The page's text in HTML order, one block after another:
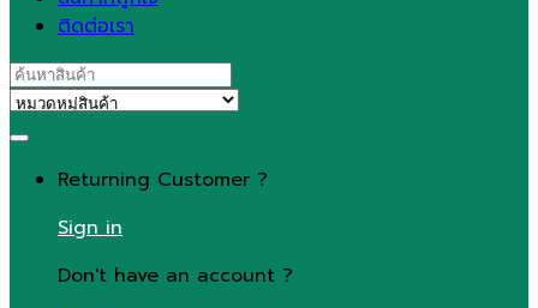
ติดต่อเรา
Search
for:
Returning Customer ?
Sign in
Don't have an account ?